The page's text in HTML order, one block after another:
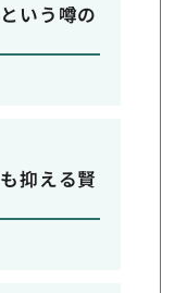
いう噂の
抑える賢